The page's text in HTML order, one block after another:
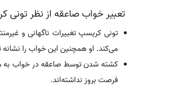
تعبیر خواب صاعقه از نظر تونی
تونی کریسپ تغییرات ناگهانی و
می‌کند. او همچنین این خواب را
کشته شدن توسط صاعقه در خواب به
فرصت بروز نداشته‌اند.